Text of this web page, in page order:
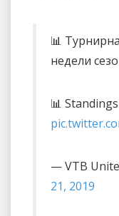
📊
недели
📊
— VTB
21, 2019